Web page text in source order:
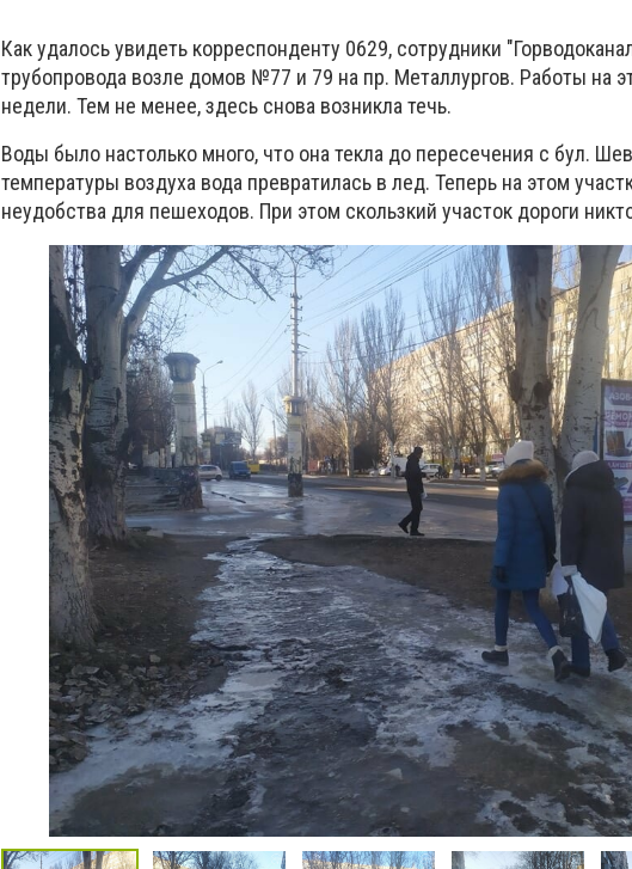
Как удалось увидеть корреспонденту 0629, сотрудники
трубопровода возле домов №77 и 79 на пр. Металлургов. Работы на
недели. Тем не менее, здесь снова возникла течь.
Воды было настолько много, что она текла до пересечения с бул.
температуры воздуха вода превратилась в лед. Теперь на этом
неудобства для пешеходов. При этом скользкий участок дороги